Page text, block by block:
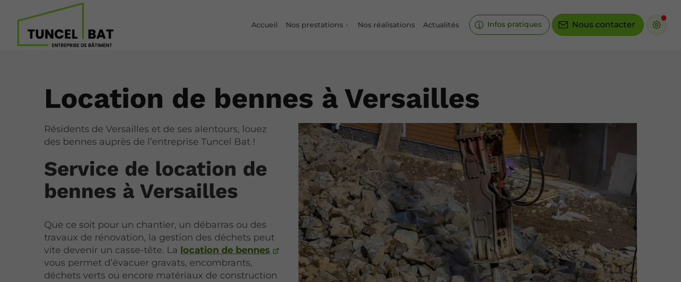
Accueil Nos prestations Nos réalisations Actualités Infos pratiques Nous contacter
Location de bennes à Versailles
Résidents de Versailles et de ses alentours, louez
des bennes auprès de l’entreprise Tuncel Bat !
Service de location de
bennes à Versailles
Que ce soit pour un chantier, un débarras ou des
travaux de rénovation, la gestion des déchets peut
vite devenir un casse-tête. La location de bennes
vous permet d’évacuer gravats, encombrants,
déchets verts ou encore matériaux de construction